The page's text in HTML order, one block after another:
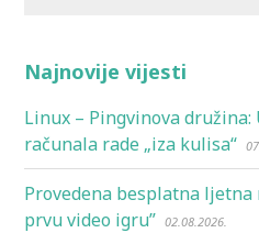
Najnovije vijesti
Linux – Pingvinova
računala rade „iza kulisa“
Provedena besplatna
prvu video igru” 02.08.2026.